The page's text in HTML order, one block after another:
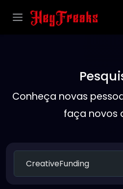
Conheça novas
faça novos